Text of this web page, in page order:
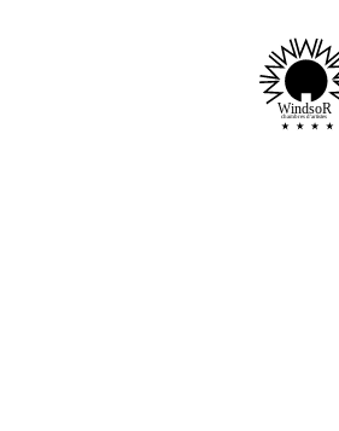
WindsoR
chambres d'artistes